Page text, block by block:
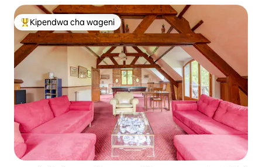
Kipendwa maarufu cha wageni
Kipendwa cha wageni